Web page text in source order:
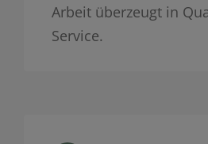
Arbeit überzeugt in
Service.